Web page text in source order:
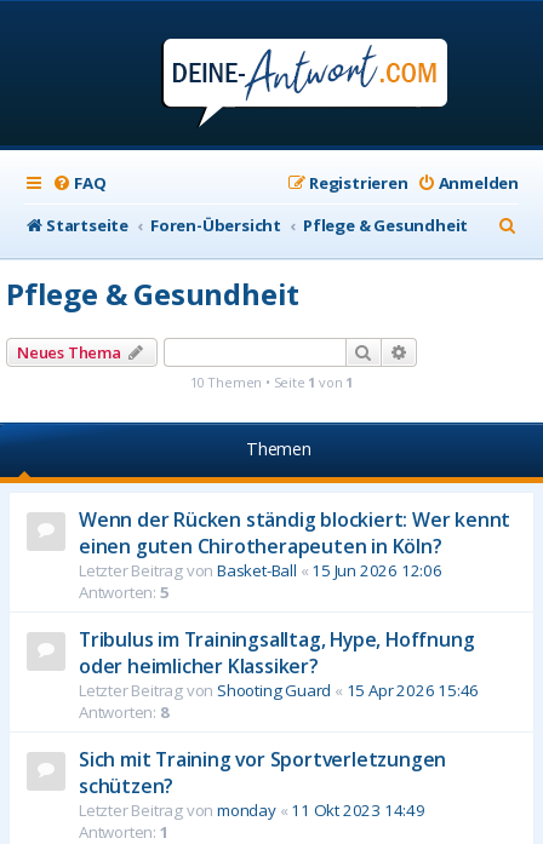
FAQ Anmelden
Registrieren
Startseite
Foren-Übersicht Pflege & Gesundheit
u
Pflege & Gesundheit
Neues Thema Suche
10 Themen • Seite 1 von 1
Themen
Wenn der Rücken ständig blockiert: Wer kennt
einen guten Chirotherapeuten in Köln?
Letzter Beitrag von Basket-Ball « 15 Jun 2026 12:06
Antworten: 5
Tribulus im Trainingsalltag, Hype, Hoffnung
oder heimlicher Klassiker?
Letzter Beitrag von Shooting Guard « 15 Apr 2026 15:46
Antworten: 8
Sich mit Training vor Sportverletzungen
schützen?
Letzter Beitrag von monday« 11 Okt 2023 14:49
Antworten: 1